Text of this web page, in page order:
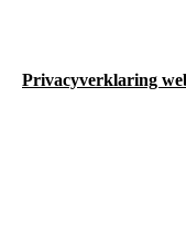
Privacyverklaring